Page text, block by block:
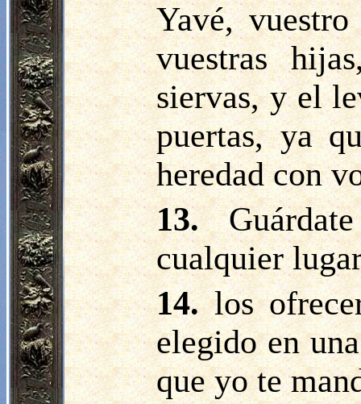
Yavé,
vuestras
siervas, y el
puertas, ya
heredad con
13.
cualquier
14.los
elegido en
que yo te